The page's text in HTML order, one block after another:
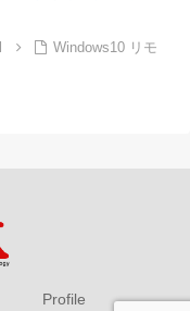
Windows10 リモ
Profile